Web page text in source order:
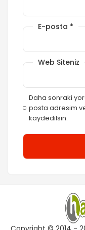
E-posta *
Web Siteniz
Daha sonraki
posta adresim
kaydedilsin.